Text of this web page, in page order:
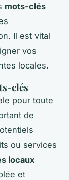
mots-clés
Il est vital
vos
locales.
clés
pour toute
de
ou services
locaux
et